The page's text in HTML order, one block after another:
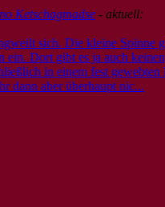
Ketschagmadse - aktuell:
sich. Die kleine Spinne
Dort gibt es ja auch
in einem fest
dann aber überhaupt nic...